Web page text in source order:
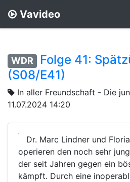
Vavideo
WDR
Folge 41:
(S08/E41)
In aller Freundschaft - Die
11.07.2024 14:20
Dr. Marc Lindner und
operieren den noch sehr
der seit Jahren gegen ein
kämpft. Durch eine